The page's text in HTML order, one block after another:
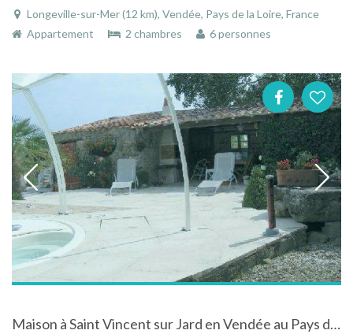
Longeville-sur-Mer (12 km), Vendée, Pays de la Loire, France
Appartement
2 chambres 6 personnes
Maison à Saint Vincent sur Jard en Vendée au Pays de la Loire avec piscine couverte